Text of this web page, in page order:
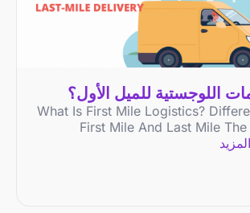
اللوجستية للميل الأول؟
What Is First Mile Logistics?
First Mile And Last Mile